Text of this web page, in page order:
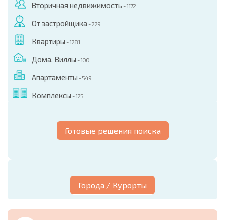
Вторичная недвижимость - 1172
От застройщика - 229
Квартиры - 1281
Дома, Виллы - 100
Апартаменты - 549
Комплексы - 125
Готовые решения поиска
Города / Курорты